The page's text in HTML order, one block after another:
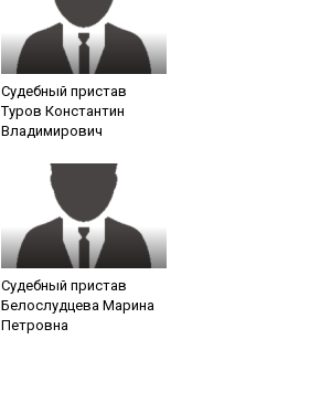
Судебный пристав
Туров Константин
Владимирович
Судебный пристав
Белослудцева Марина
Петровна